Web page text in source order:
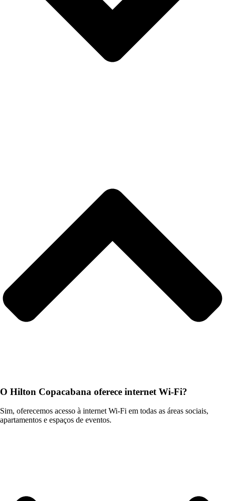
O Hilton Copacabana oferece internet Wi-Fi?
Sim, oferecemos acesso à internet Wi-Fi em todas as áreas sociais,
apartamentos e espaços de eventos.